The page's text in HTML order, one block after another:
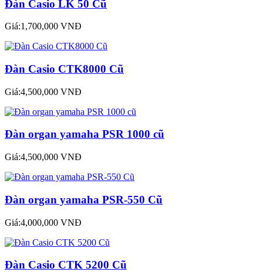
Đàn Casio LK 50 Cũ
Giá:1,700,000 VNĐ
Đàn Casio CTK8000 Cũ
Giá:4,500,000 VNĐ
Đàn organ yamaha PSR 1000 cũ
Giá:4,500,000 VNĐ
Đàn organ yamaha PSR-550 Cũ
Giá:4,000,000 VNĐ
Đàn Casio CTK 5200 Cũ